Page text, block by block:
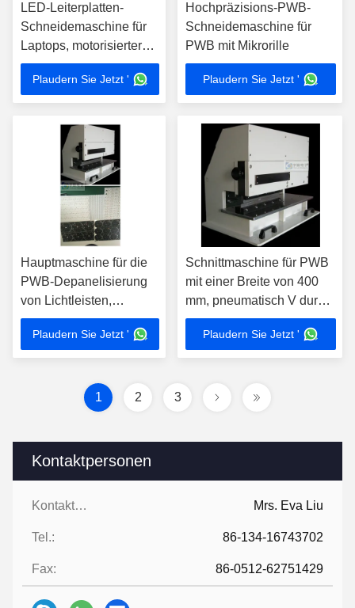
Kontaktpersonen
Kontaktpersonen: Mrs. Eva Liu
Tel.: 86-134-16743702
Fax: 86-0512-62751429
LED-Leiterplatten-
Schneidemaschine für
Laptops, motorisierter
Leiterplatten-Separator
Plaudern Sie Jetzt '
Hochpräzisions-PWB-
Schneidemaschine für
PWB mit Mikrorille
Plaudern Sie Jetzt '
Hauptmaschine für die
PWB-Depanelisierung
von Lichtleisten,
kundenspezifischer
PWB-Separator
Plaudern Sie Jetzt '
Schnittmaschine für PWB
mit einer Breite von 400
mm, pneumatisch V durch
Aluminiumplatten
Plaudern Sie Jetzt '
1 2 3